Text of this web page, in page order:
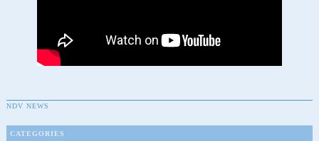
NDV NEWS
CATEGORIES